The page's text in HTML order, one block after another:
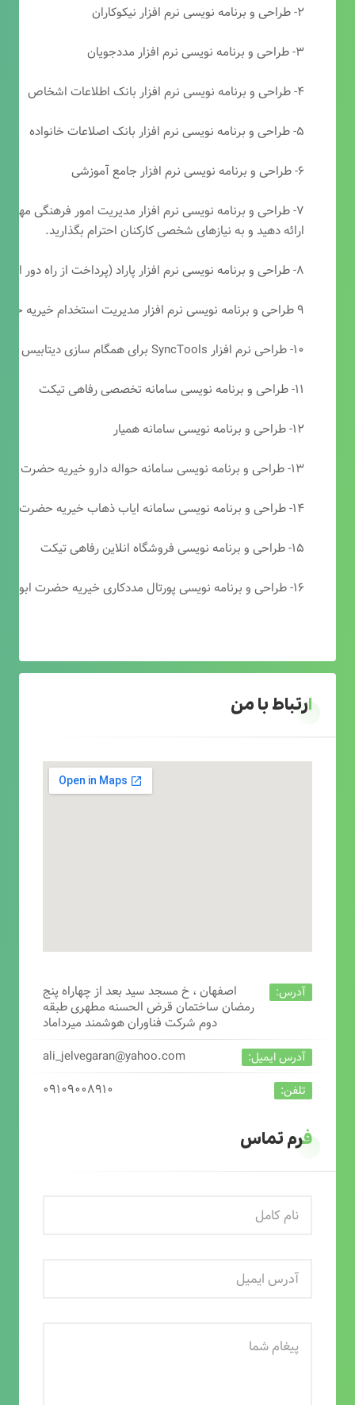
۲- طراحی و برنامه نویسی نرم افزار نیکوکاران
۳- طراحی و برنامه نویسی نرم افزار مددجویان
۴- طراحی و برنامه نویسی نرم افزار بانک اطلاعات اشخاص
۵- طراحی و برنامه نویسی نرم افزار بانک اصلاعات خانواده
۶- طراحی و برنامه نویسی نرم افزار جامع آموزشی
۷- طراحی و برنامه نویسی نرم افزار مدیریت امور فرهنگی
ارائه دهید و به نیازهای شخصی کارکنان احترام بگذارید.
۸- طراحی و برنامه نویسی نرم افزار پاراد (پرداخت از راه دور انجمن مددکاری امام زمان(عج))
۹ طراحی و برنامه نویسی نرم افزار مدیریت استخدام خیریه حضرت ابوالفضل (ع)
۱۰- طراحی نرم افزار SyncTools برای همگام سازی دیتابیس های SQL Server
۱۱- طراحی و برنامه نویسی سامانه تخصصی رفاهی تیکت
۱۲- طراحی و برنامه نویسی سامانه همیار
۱۳- طراحی و برنامه نویسی سامانه حواله دارو خیریه حضرت ابوالفضل (ع)
۱۴- طراحی و برنامه نویسی سامانه ایاب ذهاب خیریه حضرت ابوالفضل (ع)
۱۵- طراحی و برنامه نویسی فروشگاه انلاین رفاهی تیکت
۱۶- طراحی و برنامه نویسی پورتال مددکاری خیریه حضرت ابوالفضل (ع)
ارتباط با من
آدرس:
اصفهان ، خ مسجد سید بعد از چهاراه پنج
رمضان ساختمان قرض الحسنه مطهری طبقه
دوم شرکت فناوران هوشمند میرداماد
آدرس ایمیل: ali_jelvegaran@yahoo.com
تلفن: ۰۹۱۰۹۰۰۸۹۱۰
فرم تماس